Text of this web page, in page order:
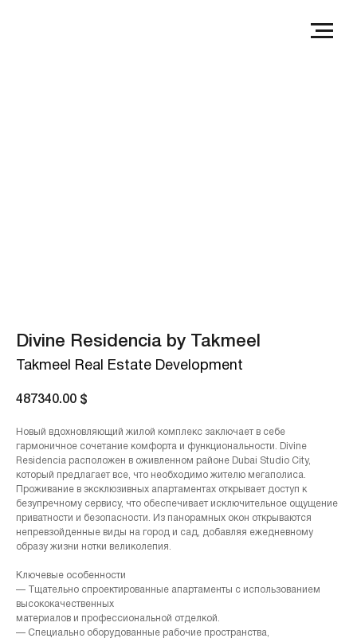
Divine Residencia by Takmeel
Takmeel Real Estate Development
487340.00 $
Новый вдохновляющий жилой комплекс заключает в себе
гармоничное сочетание комфорта и функциональности. Divine
Residencia расположен в оживленном районе Dubai Studio City,
который предлагает все, что необходимо жителю мегаполиса.
Проживание в эксклюзивных апартаментах открывает доступ к
безупречному сервису, что обеспечивает исключительное ощущение
приватности и безопасности. Из панорамных окон открываются
непревзойденные виды на город и сад, добавляя ежедневному
образу жизни нотки великолепия.
Ключевые особенности
— Тщательно спроектированные апартаменты с использованием
высококачественных
материалов и профессиональной отделкой.
— Специально оборудованные рабочие пространства,